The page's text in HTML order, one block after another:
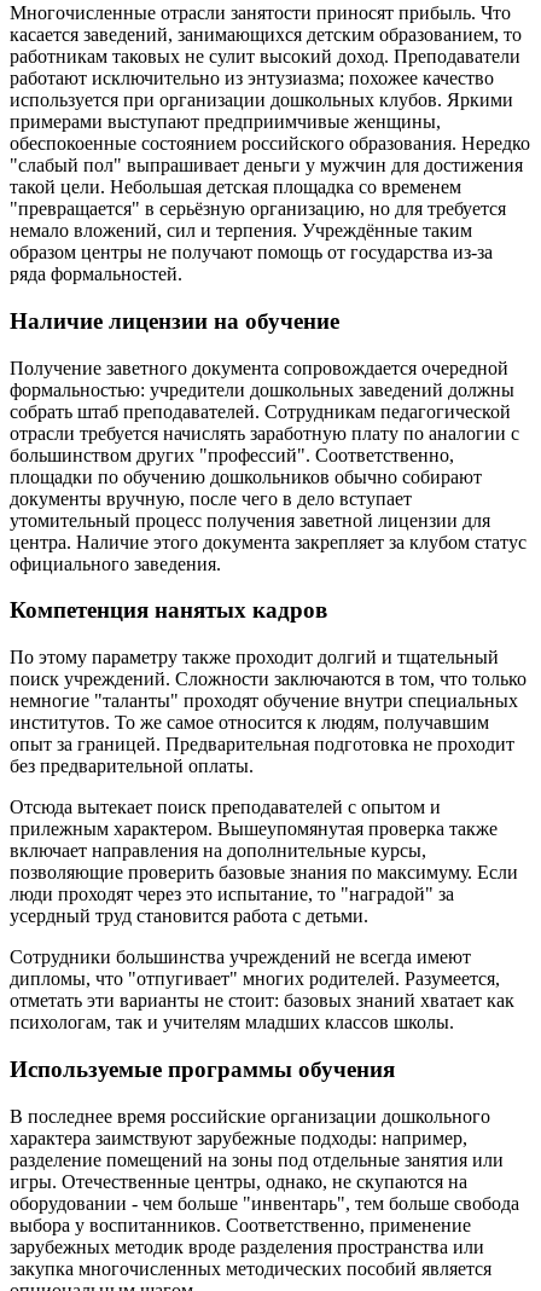
Многочисленные отрасли занятости приносят прибыль. Что
касается заведений, занимающихся детским образованием, то
работникам таковых не сулит высокий доход. Преподаватели
работают исключительно из энтузиазма; похожее качество
используется при организации дошкольных клубов. Яркими
примерами выступают предприимчивые женщины,
обеспокоенные состоянием российского образования. Нередко
"слабый пол" выпрашивает деньги у мужчин для достижения
такой цели. Небольшая детская площадка со временем
"превращается" в серьёзную организацию, но для требуется
немало вложений, сил и терпения. Учреждённые таким
образом центры не получают помощь от государства из-за
ряда формальностей.
Наличие лицензии на обучение
Получение заветного документа сопровождается очередной
формальностью: учредители дошкольных заведений должны
собрать штаб преподавателей. Сотрудникам педагогической
отрасли требуется начислять заработную плату по аналогии с
большинством других "профессий". Соответственно,
площадки по обучению дошкольников обычно собирают
документы вручную, после чего в дело вступает
утомительный процесс получения заветной лицензии для
центра. Наличие этого документа закрепляет за клубом статус
официального заведения.
Компетенция нанятых кадров
По этому параметру также проходит долгий и тщательный
поиск учреждений. Сложности заключаются в том, что только
немногие "таланты" проходят обучение внутри специальных
институтов. То же самое относится к людям, получавшим
опыт за границей. Предварительная подготовка не проходит
без предварительной оплаты.
Отсюда вытекает поиск преподавателей с опытом и
прилежным характером. Вышеупомянутая проверка также
включает направления на дополнительные курсы,
позволяющие проверить базовые знания по максимуму. Если
люди проходят через это испытание, то "наградой" за
усердный труд становится работа с детьми.
Сотрудники большинства учреждений не всегда имеют
дипломы, что "отпугивает" многих родителей. Разумеется,
отметать эти варианты не стоит: базовых знаний хватает как
психологам, так и учителям младших классов школы.
Используемые программы обучения
В последнее время российские организации дошкольного
характера заимствуют зарубежные подходы: например,
разделение помещений на зоны под отдельные занятия или
игры. Отечественные центры, однако, не скупаются на
оборудовании - чем больше "инвентарь", тем больше свобода
выбора у воспитанников. Соответственно, применение
зарубежных методик вроде разделения пространства или
закупка многочисленных методических пособий является